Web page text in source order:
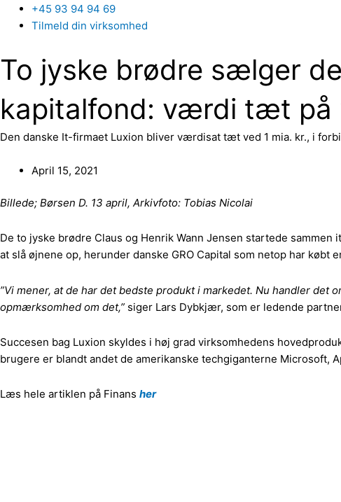
+45 93 94 94 69
Tilmeld din virksomhed
To jyske brødre sælger
kapitalfond: værdi tæt på
Den danske It-firmaet Luxion bliver værdisat tæt ved 1 mia. kr., i
April 15, 2021
Billede; Børsen D. 13 april, Arkivfoto: Tobias Nicolai
De to jyske brødre Claus og Henrik Wann Jensen startede
at slå øjnene op, herunder danske GRO Capital som netop har købt
”Vi mener, at de har det bedste produkt i markedet. Nu handler
opmærksomhed om det,” siger Lars Dybkjær, som er ledende
Succesen bag Luxion skyldes i høj grad virksomhedens
brugere er blandt andet de amerikanske techgiganterne Microsoft,
Læs hele artiklen på Finans her